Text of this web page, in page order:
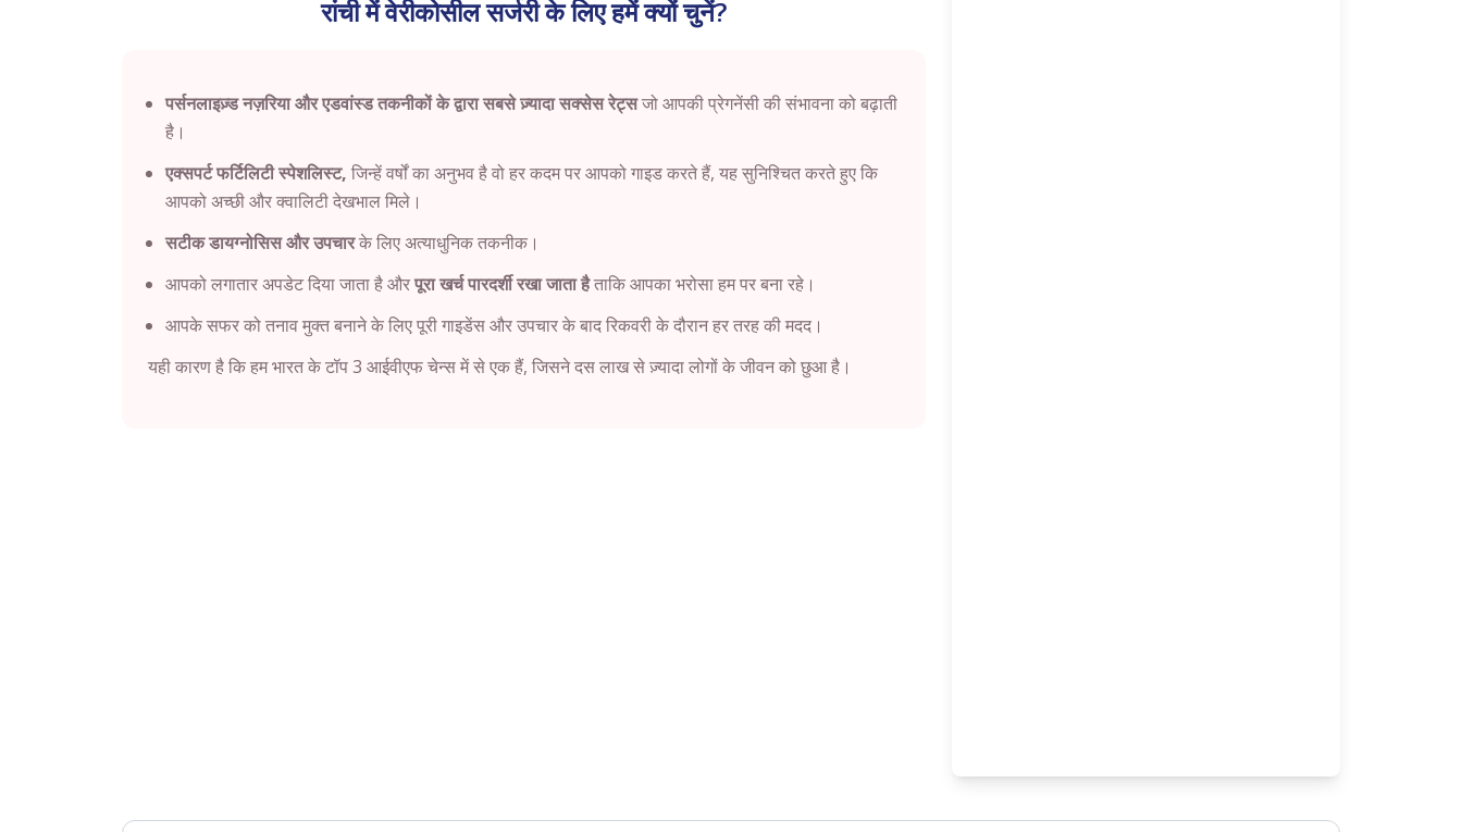
रांची में वेरीकोसील सर्जरी के लिए हमें क्यों चुनें?
पर्सनलाइज़्ड नज़रिया और एडवांस्ड तकनीकों के द्वारा सबसे ज़्यादा सक्सेस रेट्सजो आपकी प्रेगनेंसी की संभावना को बढ़ाती
है।
एक्सपर्ट फर्टिलिटी स्पेशलिस्ट, जिन्हें वर्षों का अनुभव है वो हर कदम पर आपको गाइड करते हैं, यह सुनिश्चित करते हुए कि
आपको अच्छी और क्वालिटी देखभाल मिले।
सटीक डायग्नोसिस और उपचारके लिए अत्याधुनिक तकनीक।
आपको लगातार अपडेट दिया जाता है औरपूरा खर्च पारदर्शी रखा जाता हैताकि आपका भरोसा हम पर बना रहे।
आपके सफर को तनाव मुक्त बनाने के लिए पूरी गाइडेंस और उपचार के बाद रिकवरी के दौरान हर तरह की मदद।
यही कारण है कि हम भारत के टॉप 3 आईवीएफ चेन्स में से एक हैं, जिसने दस लाख से ज़्यादा लोगों के जीवन को छुआ है।